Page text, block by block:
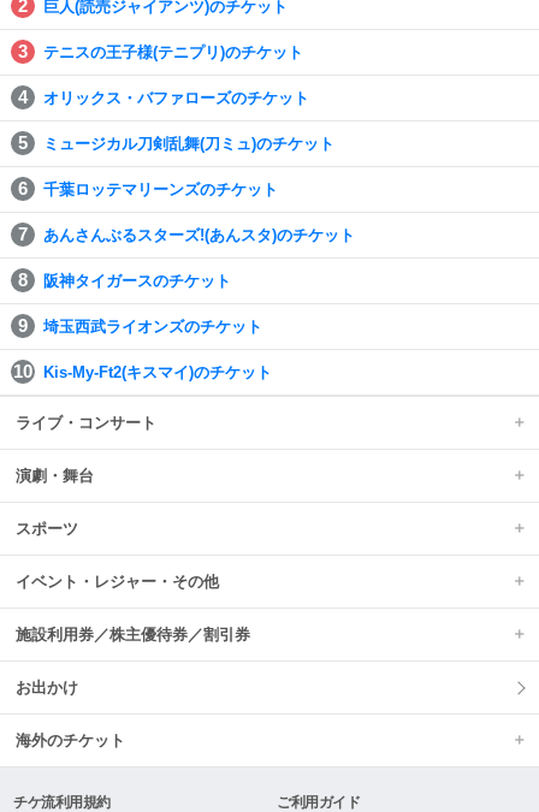
巨人(読売ジャイアンツ)のチケット
テニスの王子様(テニプリ)のチケット
オリックス・バファローズのチケット
ミュージカル刀剣乱舞(刀ミュ)のチケット
千葉ロッテマリーンズのチケット
あんさんぶるスターズ!(あんスタ)のチケット
阪神タイガースのチケット
埼玉西武ライオンズのチケット
Kis-My-Ft2(キスマイ)のチケット
ライブ・コンサート
演劇・舞台
スポーツ
イベント・レジャー・その他
施設利用券／株主優待券／割引券
お出かけ
海外のチケット
チケ流利用規約 ご利用ガイド